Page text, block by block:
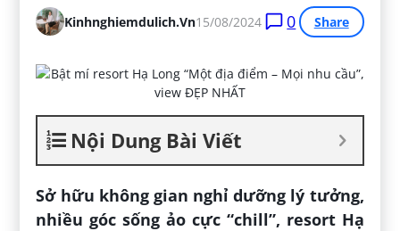
Kinhnghiemdulich.vn15/08/2024 0 Share
Nội Dung Bài Viết
Sở hữu không gian nghỉ dưỡng lý tưởng,
nhiều góc sống ảo cực “chill”, resort Hạ